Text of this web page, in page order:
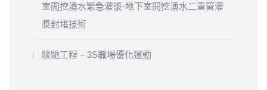
室開挖湧水緊急灌漿-地下室開挖湧水二重管灌
漿封堵技術
駿馳工程 – 3S職場優化運動